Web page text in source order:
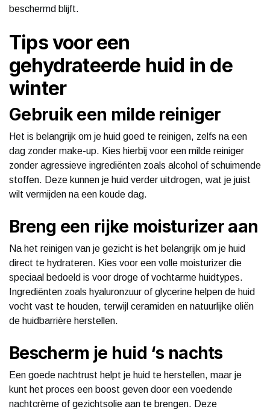
beschermd blijft.
Tips voor een
gehydrateerde huid in de
winter
Gebruik een milde reiniger
Het is belangrijk om je huid goed te reinigen, zelfs na een
dag zonder make-up. Kies hierbij voor een milde reiniger
zonder agressieve ingrediënten zoals alcohol of schuimende
stoffen. Deze kunnen je huid verder uitdrogen, wat je juist
wilt vermijden na een koude dag.
Breng een rijke moisturizer aan
Na het reinigen van je gezicht is het belangrijk om je huid
direct te hydrateren. Kies voor een volle moisturizer die
speciaal bedoeld is voor droge of vochtarme huidtypes.
Ingrediënten zoals hyaluronzuur of glycerine helpen de huid
vocht vast te houden, terwijl ceramiden en natuurlijke oliën
de huidbarrière herstellen.
Bescherm je huid ‘s nachts
Een goede nachtrust helpt je huid te herstellen, maar je
kunt het proces een boost geven door een voedende
nachtcrème of gezichtsolie aan te brengen. Deze